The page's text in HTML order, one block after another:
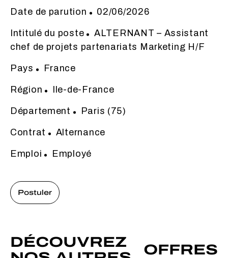
Date de parution 02/06/2026
Intitulé du poste
ALTERNANT – Assistant
chef de projets partenariats Marketing H/F
Pays France
Région Ile-de-France
Département Paris (75)
Contrat Alternance
Emploi Employé
Postuler
DÉCOUVREZ
OFFRES